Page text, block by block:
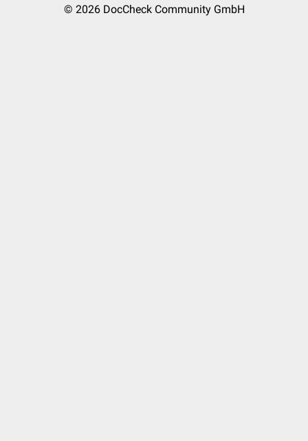
© 2026 DocCheck Community GmbH